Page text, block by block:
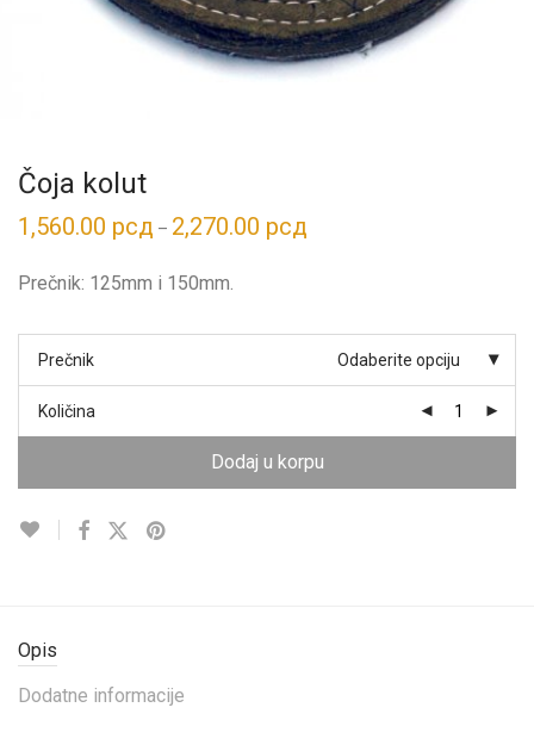
Čoja kolut
1,560.00 рсд – 2,270.00 рсд
Prečnik: 125mm i 150mm.
Prečnik Odaberite opciju
Količina
Dodaj u korpu
Opis
Dodatne informacije